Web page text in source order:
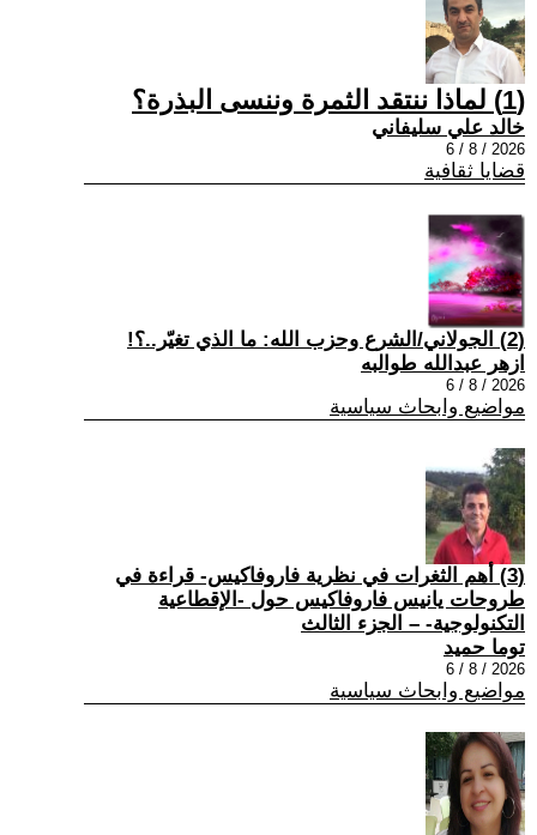
(1) لماذا ننتقد الثمرة وننسى البذرة؟
خالد علي سليفاني
2026 / 8 / 6
قضايا ثقافية
(2) الجولاني/الشرع وحزب الله: ما الذي تغيّر..؟!
ازهر عبدالله طوالبه
2026 / 8 / 6
مواضيع وابحاث سياسية
(3) أهم الثغرات في نظرية فاروفاكيس- قراءة في
طروحات يانيس فاروفاكيس حول -الإقطاعية
التكنولوجية- – الجزء الثالث
توما حميد
2026 / 8 / 6
مواضيع وابحاث سياسية